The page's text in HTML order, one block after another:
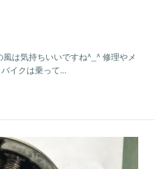
は気持ちいいですね^_^ 修理やメ
イクは乗って...